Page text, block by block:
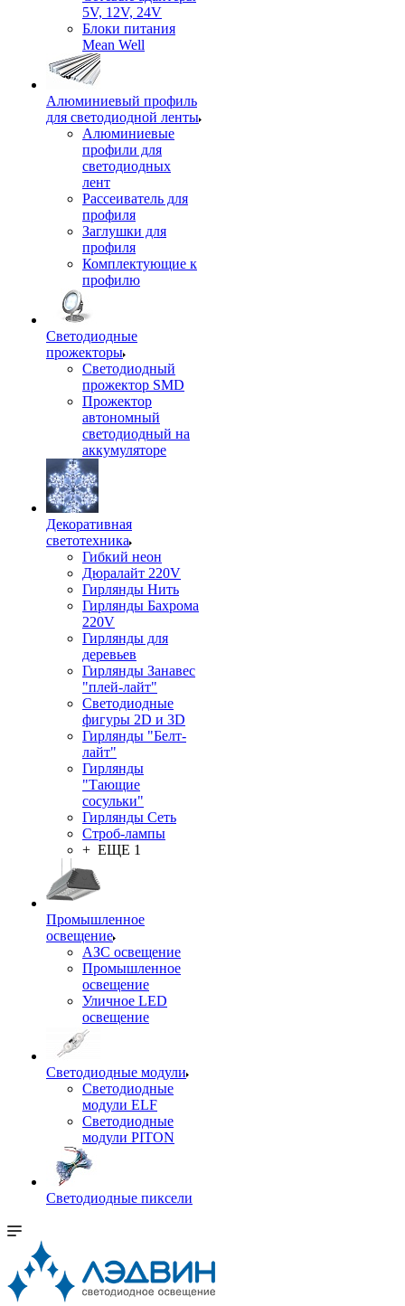
5V, 12V, 24V
Блоки питания
Mean Well
Алюминиевый профиль
для светодиодной ленты
Алюминиевые
профили для
светодиодных
лент
Рассеиватель для
профиля
Заглушки для
профиля
Комплектующие к
профилю
Светодиодные
прожекторы
Светодиодный
прожектор SMD
Прожектор
автономный
светодиодный на
аккумуляторе
Декоративная
светотехника
Гибкий неон
Дюралайт 220V
Гирлянды Нить
Гирлянды Бахрома
220V
Гирлянды для
деревьев
Гирлянды Занавес
"плей-лайт"
Светодиодные
фигуры 2D и 3D
Гирлянды "Белт-
лайт"
Гирлянды
"Тающие
сосульки"
Гирлянды Сеть
Строб-лампы
+ ЕЩЕ 1
Промышленное
освещение
АЗС освещение
Промышленное
освещение
Уличное LED
освещение
Светодиодные модули
Светодиодные
модули ELF
Светодиодные
модули PITON
Светодиодные пиксели